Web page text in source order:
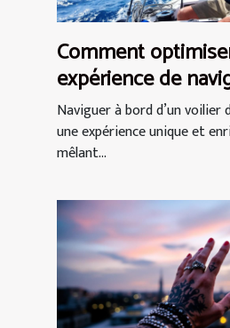
Comment
expérience de
d'une location de
Naviguer à bord d’un
une expérience unique et
mêlant...